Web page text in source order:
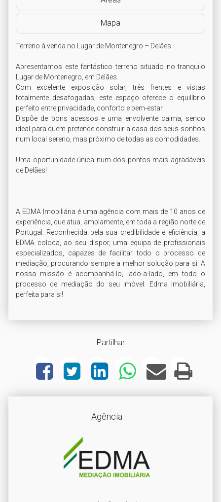
Partilhar
Agência
Mapa
Terreno à venda no Lugar de Montenegro – Delães
Apresentamos este fantástico terreno situado no tranquilo
Lugar de Montenegro, em Delães.
Com excelente exposição solar, três frentes e vistas
totalmente desafogadas, este espaço oferece o equilíbrio
perfeito entre privacidade, conforto e bem-estar.
Dispõe de bons acessos e uma envolvente calma, sendo
ideal para quem pretende construir a casa dos seus sonhos
num local sereno, mas próximo de todas as comodidades.
Uma oportunidade única num dos pontos mais agradáveis
de Delães!
A EDMA Imobiliária é uma agência com mais de 10 anos de
experiência, que atua, amplamente, em toda a região norte de
Portugal. Reconhecida pela sua credibilidade e eficiência, a
EDMA coloca, ao seu dispor, uma equipa de profissionais
especializados, capazes de facilitar todo o processo de
mediação, procurando sempre a melhor solução para si. A
nossa missão é acompanhá-lo, lado-a-lado, em todo o
processo de mediação do seu imóvel. Edma Imobiliária,
perfeita para si!